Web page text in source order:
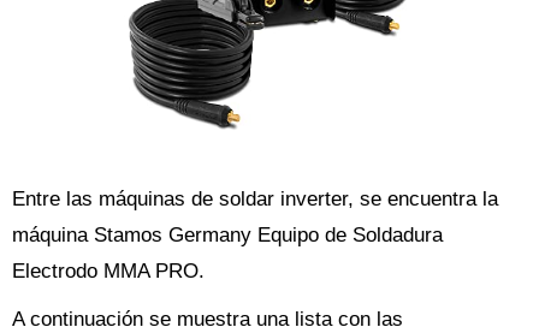
Entre las máquinas de soldar inverter, se encuentra la
máquina Stamos Germany Equipo de Soldadura
Electrodo MMA PRO.
A continuación se muestra una lista con las